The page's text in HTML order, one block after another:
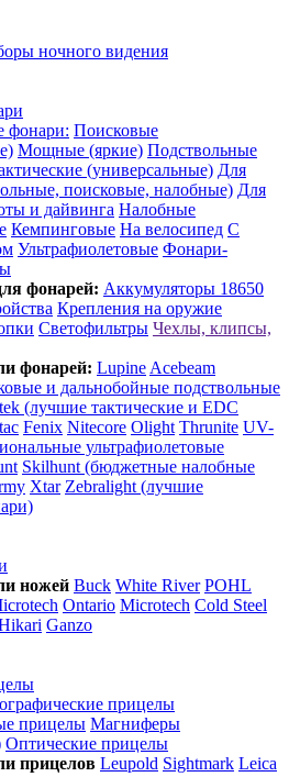
ночного видения
фонари: Поисковые
Мощные (яркие) Подствольные
(универсальные) Для
поисковые, налобные) Для
и дайвинга Налобные
Кемпинговые На велосипед С
Ультрафиолетовые Фонари-
фонарей: Аккумуляторы 18650
Крепления на оружие
Светофильтры Чехлы, клипсы,
фонарей: Lupine Acebeam
и дальнобойные подствольные
(лучшие тактические и EDC
Fenix Nitecore Olight Thrunite UV-
ультрафиолетовые
Skilhunt (бюджетные налобные
Xtar Zebralight (лучшие
ножей Buck White River POHL
Ontario Microtech Cold Steel
Ganzo
прицелы
прицелы Магниферы
Оптические прицелы
прицелов Leupold Sightmark Leica